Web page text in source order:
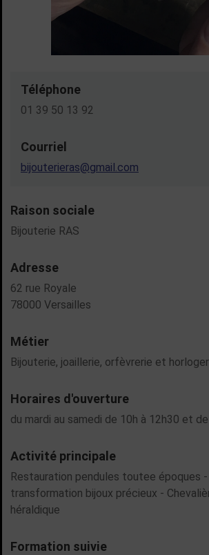
Raison sociale
Bijouterie RAS
Adresse
62 rue Royale
78000 Versailles
Métier
Bijouterie, joaillerie, orfèvrerie et
Horaires d'ouverture
du mardi au samedi de 10h à 12h30 et
Activité principale
Restauration pendules toutee époques
transformation bijoux précieux -
héraldique
Formation suivie
Téléphone
01 39 50 13 92
Courriel
bijouterieras@gmail.com